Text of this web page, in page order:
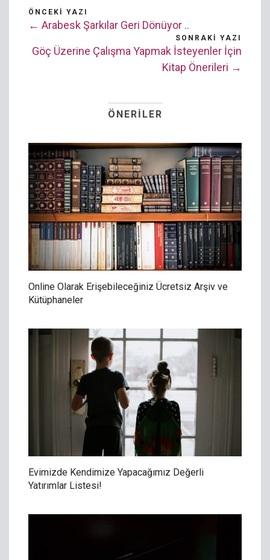
ÖNCEKI YAZI
← Arabesk Şarkılar Geri Dönüyor ..
SONRAKI YAZI
Göç Üzerine Çalışma Yapmak İsteyenler İçin
Kitap Önerileri →
ÖNERILER
Online Olarak Erişebileceğiniz Ücretsiz Arşiv ve
Kütüphaneler
Evimizde Kendimize Yapacağımız Değerli
Yatırımlar Listesi!